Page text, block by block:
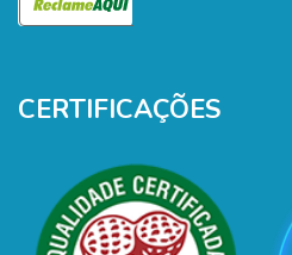
CERTIFICAÇÕES